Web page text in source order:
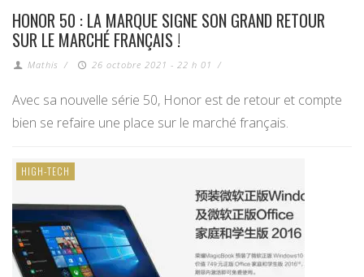
HONOR 50 : LA MARQUE SIGNE SON GRAND RETOUR
SUR LE MARCHÉ FRANÇAIS !
Mathis / 26 octobre 2021 - 22 h 01 /
Avec sa nouvelle série 50, Honor est de retour et compte
bien se refaire une place sur le marché français.
HIGH-TECH